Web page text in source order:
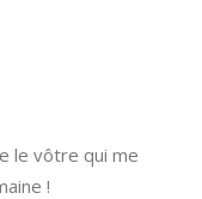
le vôtre qui me
!